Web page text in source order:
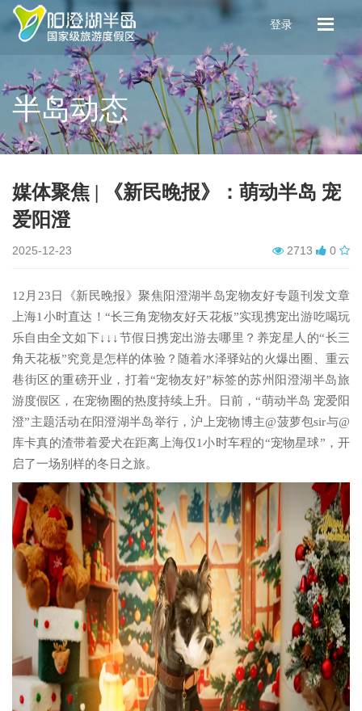
登录
半岛动态
媒体聚焦 | 《新民晚报》：萌动半岛 宠
爱阳澄
2025-12-23 2713 0
12月23日《新民晚报》聚焦阳澄湖半岛宠物友好专题刊发文章
上海1小时直达！“长三角宠物友好天花板”实现携宠出游吃喝玩
乐自由全文如下↓↓↓节假日携宠出游去哪里？养宠星人的“长三
角天花板”究竟是怎样的体验？随着水泽驿站的火爆出圈、重云
巷街区的重磅开业，打着“宠物友好”标签的苏州阳澄湖半岛旅
游度假区，在宠物圈的热度持续上升。日前，“萌动半岛 宠爱阳
澄”主题活动在阳澄湖半岛举行，沪上宠物博主@菠萝包sir与@
库卡真的渣带着爱犬在距离上海仅1小时车程的“宠物星球”，开
启了一场别样的冬日之旅。